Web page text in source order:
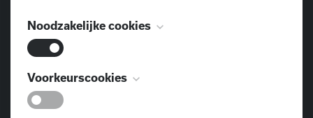
Noodzakelijke cookies
Deze cookies zijn noodzakelijk voor het
functioneren van de website en kunnen niet
Voorkeurscookies